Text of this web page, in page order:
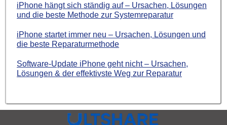
iPhone hängt sich ständig auf – Ursachen, Lösungen
und die beste Methode zur Systemreparatur
iPhone startet immer neu – Ursachen, Lösungen und
die beste Reparaturmethode
Software-Update iPhone geht nicht – Ursachen,
Lösungen & der effektivste Weg zur Reparatur